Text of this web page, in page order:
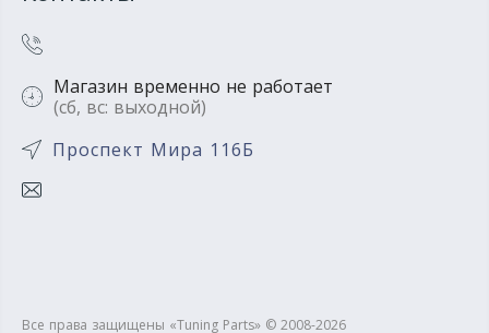
Магазин временно не работает
(сб, вс: выходной)
Проспект Мира 116Б
Все права защищены «Tuning Parts» © 2008-2026